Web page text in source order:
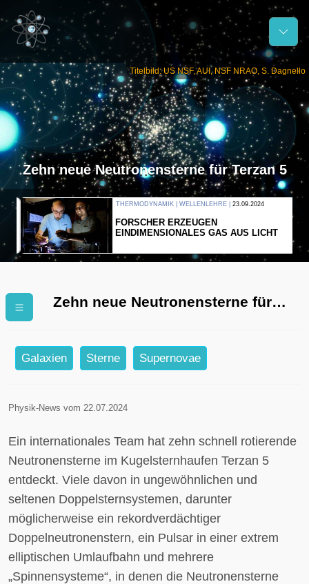
Titelbild: US NSF, AUI, NSF NRAO, S. Dagnello
Zehn neue Neutronensterne für Terzan 5
THERMODYNAMIK | WELLENLEHRE | 23.09.2024
FORSCHER ERZEUGEN
EINDIMENSIONALES GAS AUS LICHT
Zehn neue Neutronensterne für
Galaxien Sterne Supernovae
Physik-News vom 22.07.2024
Ein internationales Team hat zehn schnell rotierende
Neutronensterne im Kugelsternhaufen Terzan 5
entdeckt. Viele davon in ungewöhnlichen und
seltenen Doppelsternsystemen, darunter
möglicherweise ein rekordverdächtiger
Doppelneutronenstern, ein Pulsar in einer extrem
elliptischen Umlaufbahn und mehrere
„Spinnensysteme“, in denen die Neutronensterne